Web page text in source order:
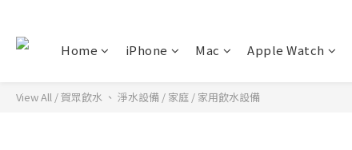
Home iPhone Mac Apple Watch
View All /賀眾飲水 、 淨水設備 / 家庭 / 家用飲水設備